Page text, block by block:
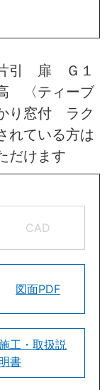
引 扉 Ｇ１
〈ティーブ
り窓付 ラク
れている方は
だけます
CAD
図面PDF
工・取扱説
明書